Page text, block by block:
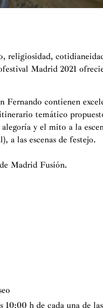
religiosidad,
Madrid 2021
Fernando contienen
temático
y el mito a la
a las escenas de festejo.
Madrid Fusión.
h de cada una de